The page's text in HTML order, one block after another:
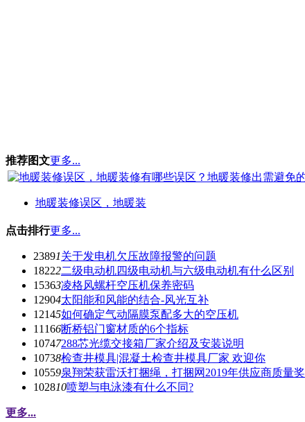
推荐图文更多...
地暖装修误区，地暖装
点击排行更多...
23891关于发电机欠压故障报警的问题
18222二级电动机四级电动机与六级电动机有什么区别
15363凌格风螺杆空压机保养密码
12904太阳能和风能的结合-风光互补
12145如何确定气动隔膜泵配多大的空压机
11166断桥铝门窗材质的6个指标
10747288芯光缆交接箱厂家介绍及安装说明
10738检查井模具|混凝土检查井模具厂家 欢迎你
10559泉翔荣获雷沃打捆绳，打捆网2019年供应商质量奖
102810喷塑与电泳漆有什么不同?
更多...